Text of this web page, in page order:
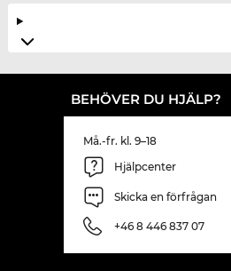
BEHÖVER DU HJÄLP?
Må.-fr. kl. 9–18
Hjälpcenter
Skicka en förfrågan
+46 8 446 837 07